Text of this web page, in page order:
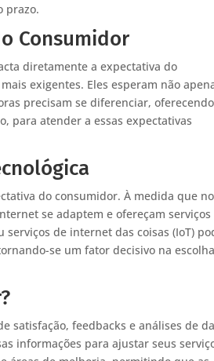
prazo.
Consumidor
diretamente a expectativa do
exigentes. Eles esperam não
precisam se diferenciar, oferecendo
para atender a essas expectativas
do consumidor. À medida que
se adaptem e ofereçam
de internet das coisas (IoT)
se um fator decisivo na
satisfação, feedbacks e análises de
informações para ajustar seus